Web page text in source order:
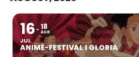
16
JUL
18
AUG
ANIMÉ-FESTIVAL I GLORIA